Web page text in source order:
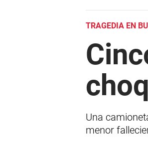
TRAGEDIA EN
Una
menor